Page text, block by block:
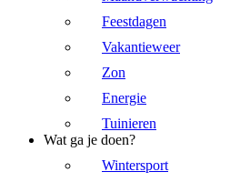
Feestdagen
Vakantieweer
Zon
Energie
Tuinieren
Wat ga je doen?
Wintersport